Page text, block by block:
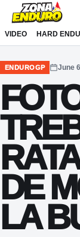
Sari la conținut
VIDEO HARD
ENDUROGP June
DE
LA